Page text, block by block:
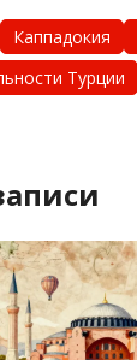
Каппадокия
Турции